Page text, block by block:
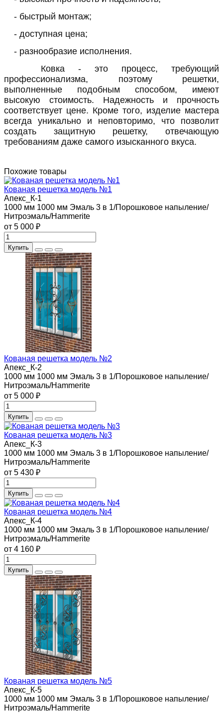
- быстрый монтаж;
- доступная цена;
- разнообразие исполнения.
Ковка - это процесс, требующий
профессионализма, поэтому решетки,
выполненные подобным способом, имеют
высокую стоимость. Надежность и прочность
соответствует цене. Кроме того, изделие мастера
всегда уникально и неповторимо, что позволит
создать защитную решетку, отвечающую
требованиям даже самого изысканного вкуса.
Похожие товары
Кованая решетка модель №1
Апекс_К-1
1000 мм 1000 мм Эмаль 3 в 1/Порошковое напыление/
Нитроэмаль/Hammerite
от 5 000 ₽
Купить
Кованая решетка модель №2
Апекс_К-2
1000 мм 1000 мм Эмаль 3 в 1/Порошковое напыление/
Нитроэмаль/Hammerite
от 5 000 ₽
Купить
Кованая решетка модель №3
Апекс_К-3
1000 мм 1000 мм Эмаль 3 в 1/Порошковое напыление/
Нитроэмаль/Hammerite
от 5 430 ₽
Купить
Кованая решетка модель №4
Апекс_К-4
1000 мм 1000 мм Эмаль 3 в 1/Порошковое напыление/
Нитроэмаль/Hammerite
от 4 160 ₽
Купить
Кованая решетка модель №5
Апекс_К-5
1000 мм 1000 мм Эмаль 3 в 1/Порошковое напыление/
Нитроэмаль/Hammerite